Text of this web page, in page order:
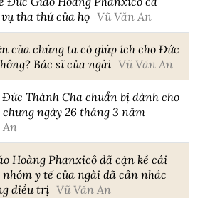
tha thứ của họ Vũ Văn An
của chúng ta có giúp ích cho Đức
Bác sĩ của ngài Vũ Văn An
Thánh Cha chuẩn bị dành cho
ngày 26 tháng 3 năm
An
Hoàng Phanxicô đã cận kề cái
y tế của ngài đã cân nhắc
điều trị Vũ Văn An